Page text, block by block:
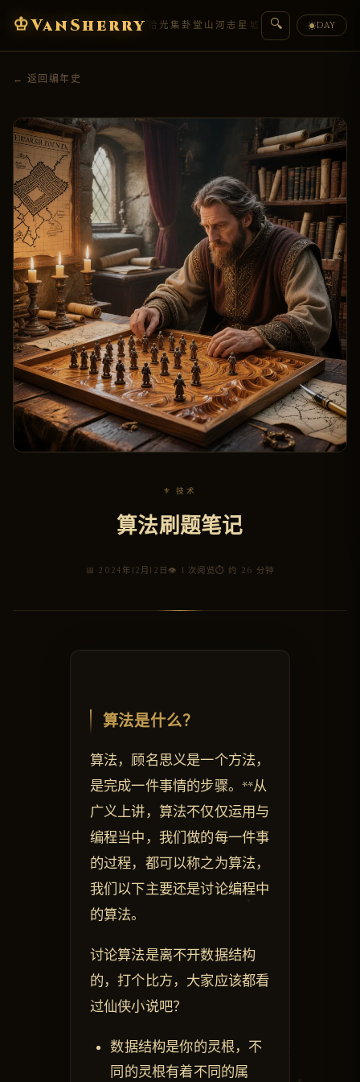
♔VanSherry
编年史典藏 拾光集卦堂 山河志 星墟 人物传 盟约
🔍 ☀DAY
← 返回编年史
⚜ 技术
算法刷题笔记
📅 2024年12月12日👁 1 次阅览⏱ 约 26 分钟
算法是什么？
算法，顾名思义是一个方法，
是完成一件事情的步骤。**从
广义上讲，算法不仅仅运用与
编程当中，我们做的每一件事
的过程，都可以称之为算法，
我们以下主要还是讨论编程中
的算法。
讨论算法是离不开数据结构
的，打个比方，大家应该都看
过仙侠小说吧？
数据结构是你的灵根，不
同的灵根有着不同的属